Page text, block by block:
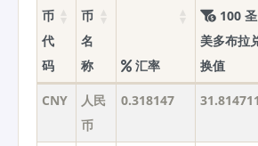
币
代
码
币
名
称
汇率
100
美多布拉
换值
CNY
人民
币
0.318147 31.814711